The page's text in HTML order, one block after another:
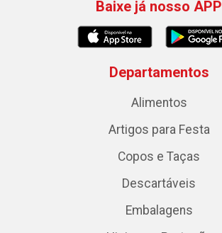
Baixe já nosso APP
Departamentos
Alimentos
Artigos para Festa
Copos e Taças
Descartáveis
Embalagens